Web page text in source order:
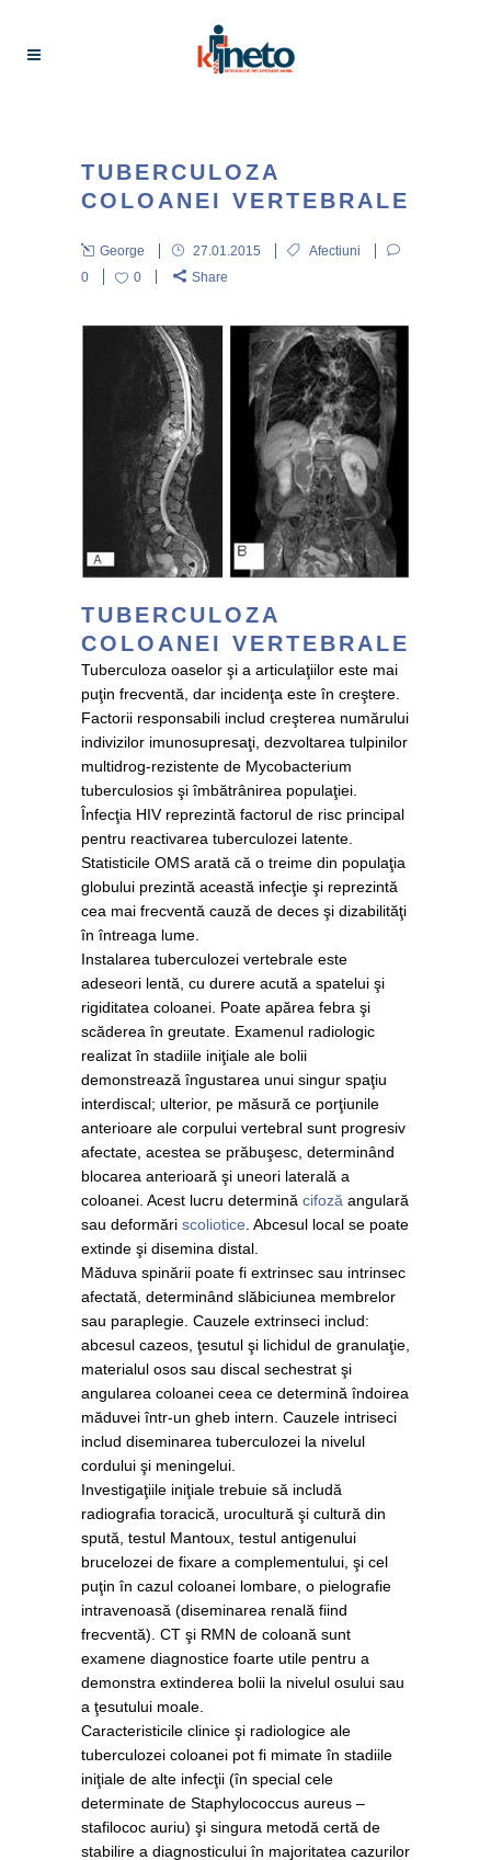
TUBERCULOZA
COLOANEI VERTEBRALE
George 27.01.2015
Afectiuni
0
0 Share
TUBERCULOZA
COLOANEI VERTEBRALE
Tuberculoza oaselor şi a articulaţiilor este mai
puţin frecventă, dar incidenţa este în creştere.
Factorii responsabili includ creşterea numărului
indivizilor imunosupresaţi, dezvoltarea tulpinilor
multidrog-rezistente de Mycobacterium
tuberculosios şi îmbătrânirea populaţiei.
Înfecţia HIV reprezintă factorul de risc principal
pentru reactivarea tuberculozei latente.
Statisticile OMS arată că o treime din populaţia
globului prezintă această infecţie şi reprezintă
cea mai frecventă cauză de deces şi dizabilităţi
în întreaga lume.
Instalarea tuberculozei vertebrale este
adeseori lentă, cu durere acută a spatelui şi
rigiditatea coloanei. Poate apărea febra şi
scăderea în greutate. Examenul radiologic
realizat în stadiile iniţiale ale bolii
demonstrează îngustarea unui singur spaţiu
interdiscal; ulterior, pe măsură ce porţiunile
anterioare ale corpului vertebral sunt progresiv
afectate, acestea se prăbuşesc, determinând
blocarea anterioară şi uneori laterală a
coloanei. Acest lucru determină cifoză angulară
sau deformări scoliotice . Abcesul local se poate
extinde şi disemina distal.
Măduva spinării poate fi extrinsec sau intrinsec
afectată, determinând slăbiciunea membrelor
sau paraplegie. Cauzele extrinseci includ:
abcesul cazeos, ţesutul şi lichidul de granulaţie,
materialul osos sau discal sechestrat şi
angularea coloanei ceea ce determină îndoirea
măduvei într-un gheb intern. Cauzele intriseci
includ diseminarea tuberculozei la nivelul
cordului şi meningelui.
Investigaţiile iniţiale trebuie să includă
radiografia toracică, urocultură şi cultură din
spută, testul Mantoux, testul antigenului
brucelozei de fixare a complementului, şi cel
puţin în cazul coloanei lombare, o pielografie
intravenoasă (diseminarea renală fiind
frecventă). CT şi RMN de coloană sunt
examene diagnostice foarte utile pentru a
demonstra extinderea bolii la nivelul osului sau
a ţesutului moale.
Caracteristicile clinice şi radiologice ale
tuberculozei coloanei pot fi mimate în stadiile
iniţiale de alte infecţii (în special cele
determinate de Staphylococcus aureus –
stafilococ auriu) şi singura metodă certă de
stabilire a diagnosticului în majoritatea cazurilor